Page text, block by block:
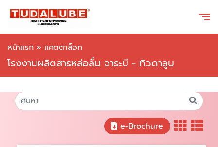
หน้าแรก » แคตตาล็อก
โรงงานผลิตสารหล่อลื่น จาระบี - ทิวดาลูบ
e-Brochure